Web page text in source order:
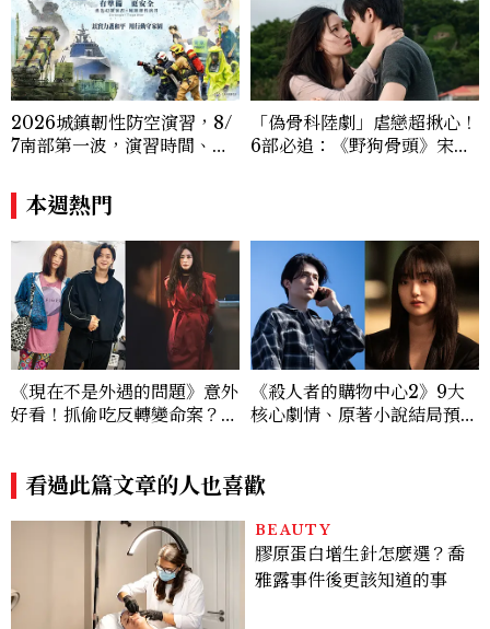
記錄時代，更是溫柔的行動——在每一段訪
談與每一篇文章裡，留下值得反覆回味的
光。
2026城鎮韌性防空演習，8/
7南部第一波，演習時間、可
「偽骨科陸劇」虐戀超揪心！
6部必追：《野狗骨頭》宋威
本週熱門
《現在不是外遇的問題》意外
好看！抓偷吃反轉變命案？金
戲，線上看7大看點懶人包
《殺人者的購物中心2》9大
核心劇情、原著小說結局預測
變
看過此篇文章的人也喜歡
BEAUTY
膠原蛋白增生針怎麼選？喬
雅露事件後更該知道的事